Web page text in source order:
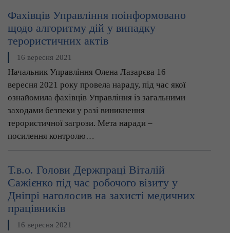
Фахівців Управління поінформовано
щодо алгоритму дій у випадку
терористичних актів
16 вересня 2021
Начальник Управління Олена Лазарєва 16
вересня 2021 року провела нараду, під час якої
ознайомила фахівців Управління із загальними
заходами безпеки у разі виникнення
терористичної загрози. Мета наради –
посилення контролю…
Т.в.о. Голови Держпраці Віталій
Сажієнко під час робочого візиту у
Дніпрі наголосив на захисті медичних
працівників
16 вересня 2021